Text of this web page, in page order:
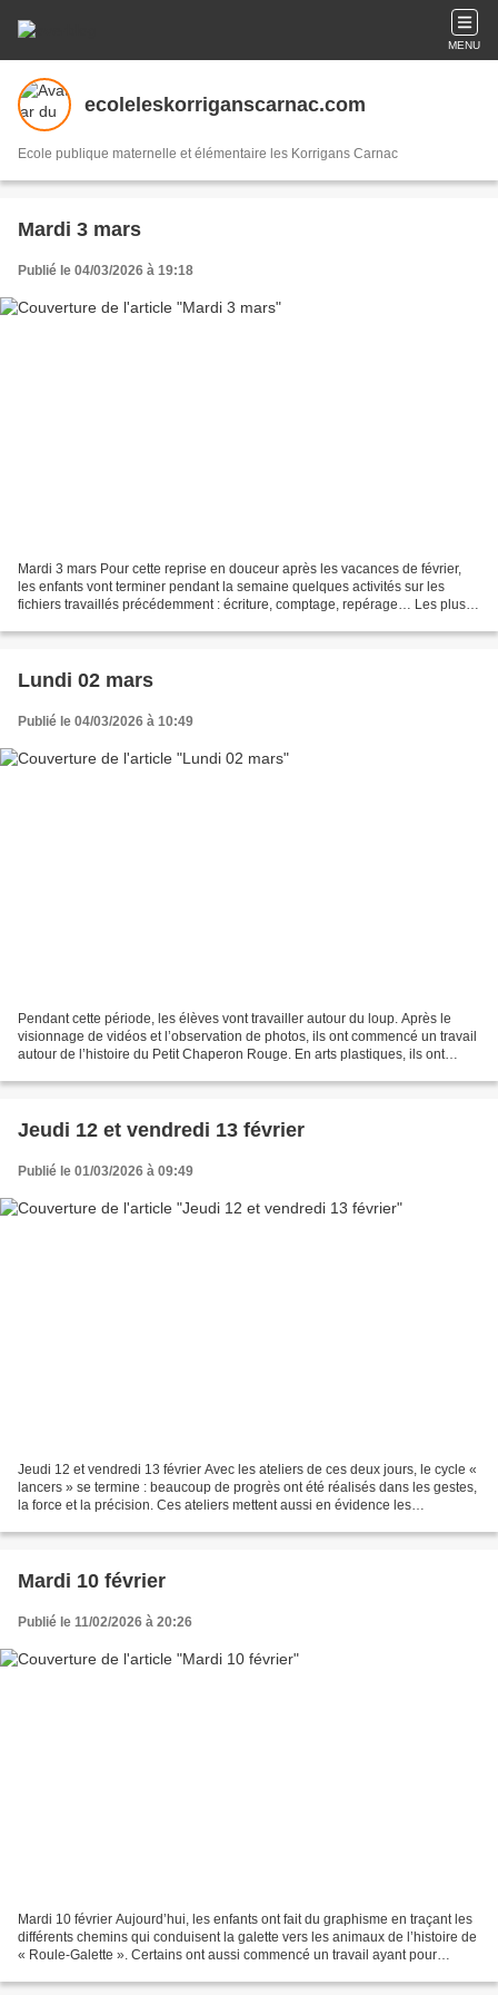
MENU
ecoleleskorriganscarnac.com
Ecole publique maternelle et élémentaire les Korrigans Carnac
Mardi 3 mars
Publié le 04/03/2026 à 19:18
Mardi 3 mars Pour cette reprise en douceur après les vacances de février,
les enfants vont terminer pendant la semaine quelques activités sur les
fichiers travaillés précédemment : écriture, comptage, repérage… Les plus
Lundi 02 mars
Publié le 04/03/2026 à 10:49
Pendant cette période, les élèves vont travailler autour du loup. Après le
visionnage de vidéos et l’observation de photos, ils ont commencé un travail
autour de l’histoire du Petit Chaperon Rouge. En arts plastiques, ils ont
Jeudi 12 et vendredi 13 février
Publié le 01/03/2026 à 09:49
Jeudi 12 et vendredi 13 février Avec les ateliers de ces deux jours, le cycle «
lancers » se termine : beaucoup de progrès ont été réalisés dans les gestes,
la force et la précision. Ces ateliers mettent aussi en évidence les
Mardi 10 février
Publié le 11/02/2026 à 20:26
Mardi 10 février Aujourd’hui, les enfants ont fait du graphisme en traçant les
différents chemins qui conduisent la galette vers les animaux de l’histoire de
« Roule-Galette ». Certains ont aussi commencé un travail ayant pour